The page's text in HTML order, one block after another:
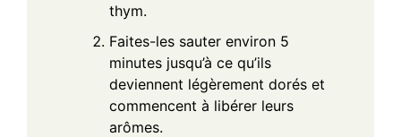
thym.
Faites-les sauter environ 5
minutes jusqu’à ce qu’ils
deviennent légèrement dorés et
commencent à libérer leurs
arômes.